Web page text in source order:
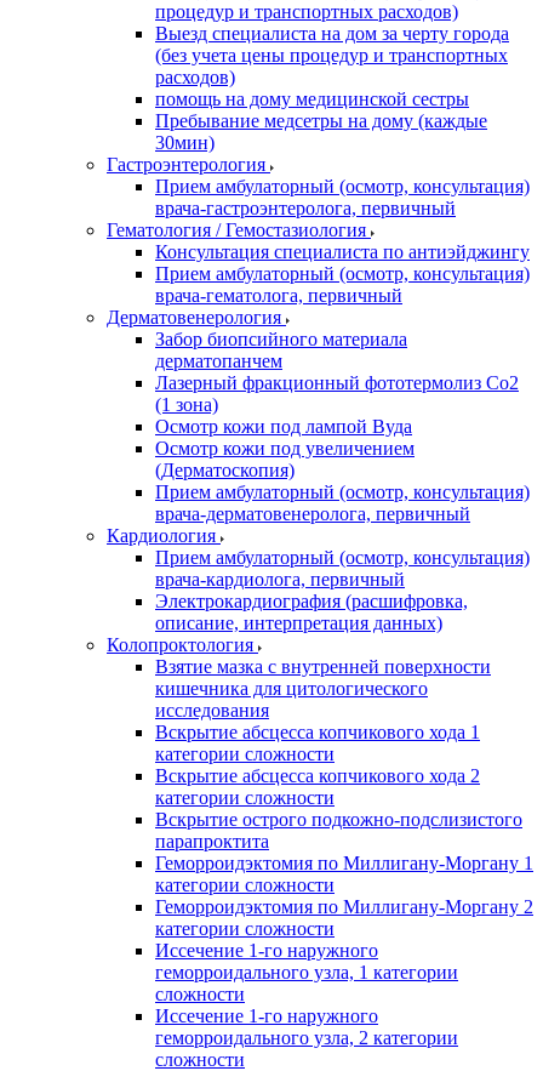
процедур и транспортных расходов)
Выезд специалиста на дом за черту города
(без учета цены процедур и транспортных
расходов)
помощь на дому медицинской сестры
Пребывание медсетры на дому (каждые
30мин)
Гастроэнтерология
Прием амбулаторный (осмотр, консультация)
врача-гастроэнтеролога, первичный
Гематология / Гемостазиология
Консультация специалиста по антиэйджингу
Прием амбулаторный (осмотр, консультация)
врача-гематолога, первичный
Дерматовенерология
Забор биопсийного материала
дерматопанчем
Лазерный фракционный фототермолиз Со2
(1 зона)
Осмотр кожи под лампой Вуда
Осмотр кожи под увеличением
(Дерматоскопия)
Прием амбулаторный (осмотр, консультация)
врача-дерматовенеролога, первичный
Кардиология
Прием амбулаторный (осмотр, консультация)
врача-кардиолога, первичный
Электрокардиография (расшифровка,
описание, интерпретация данных)
Колопроктология
Взятие мазка с внутренней поверхности
кишечника для цитологического
исследования
Вскрытие абсцесса копчикового хода 1
категории сложности
Вскрытие абсцесса копчикового хода 2
категории сложности
Вскрытие острого подкожно-подслизистого
парапроктита
Геморроидэктомия по Миллигану-Моргану 1
категории сложности
Геморроидэктомия по Миллигану-Моргану 2
категории сложности
Иссечение 1-го наружного
геморроидального узла, 1 категории
сложности
Иссечение 1-го наружного
геморроидального узла, 2 категории
сложности